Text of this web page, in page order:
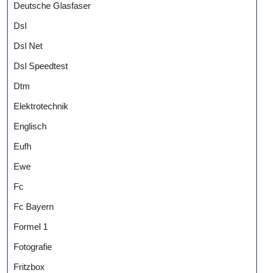
Deutsche Glasfaser
Dsl
Dsl Net
Dsl Speedtest
Dtm
Elektrotechnik
Englisch
Eufh
Ewe
Fc
Fc Bayern
Formel 1
Fotografie
Fritzbox